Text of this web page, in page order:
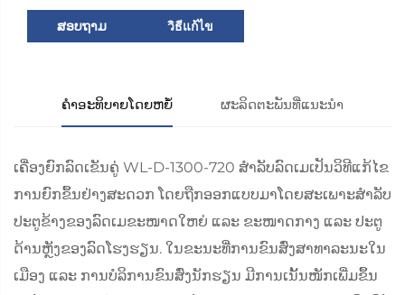
ສອບຖາມ วิธีแก้ไข
ຄຳອະທິບາຍໂດຍຫຍໍ້ ຜະລິດຕະພັນທີ່ແນະນຳ
ເຄື່ອງຍົກລົດເຂັນຄູ່ WL-D-1300-720 ສຳລັບລົດເມເປັນວິທີແກ້ໄຂ
ການຍົກຂຶ້ນຢ່າງສະດວກ ໂດຍຖືກອອກແບບມາໂດຍສະເພາະສຳລັບ
ປະຕູຂ້າງຂອງລົດເມຂະໜາດໃຫຍ່ ແລະ ຂະໜາດກາງ ແລະ ປະຕູ
ດ້ານຫຼັງຂອງລົດໂຮງຮຽນ. ໃນຂະນະທີ່ການຂົນສົ່ງສາທາລະນະໃນ
ເມືອງ ແລະ ການບໍລິການຂົນສົ່ງນັກຮຽນ ມີການເນັ້ນໜັກເພີ່ມຂຶ້ນ